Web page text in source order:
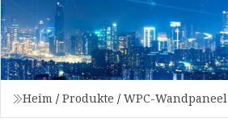
Heim / Produkte / WPC-Wandpaneel